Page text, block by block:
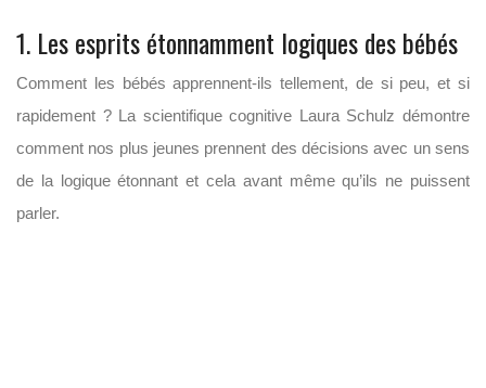
1. Les esprits étonnamment logiques des bébés
Comment les bébés apprennent-ils tellement, de si peu, et si
rapidement ? La scientifique cognitive Laura Schulz démontre
comment nos plus jeunes prennent des décisions avec un sens
de la logique étonnant et cela avant même qu’ils ne puissent
parler.